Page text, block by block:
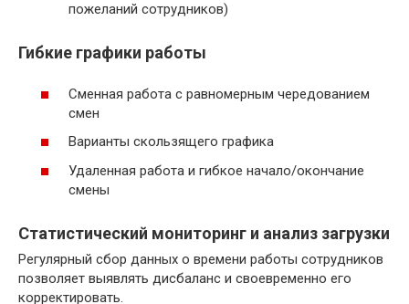
пожеланий сотрудников)
Гибкие графики работы
Сменная работа с равномерным чередованием
смен
Варианты скользящего графика
Удаленная работа и гибкое начало/окончание
смены
Статистический мониторинг и анализ загрузки
Регулярный сбор данных о времени работы сотрудников
позволяет выявлять дисбаланс и своевременно его
корректировать.